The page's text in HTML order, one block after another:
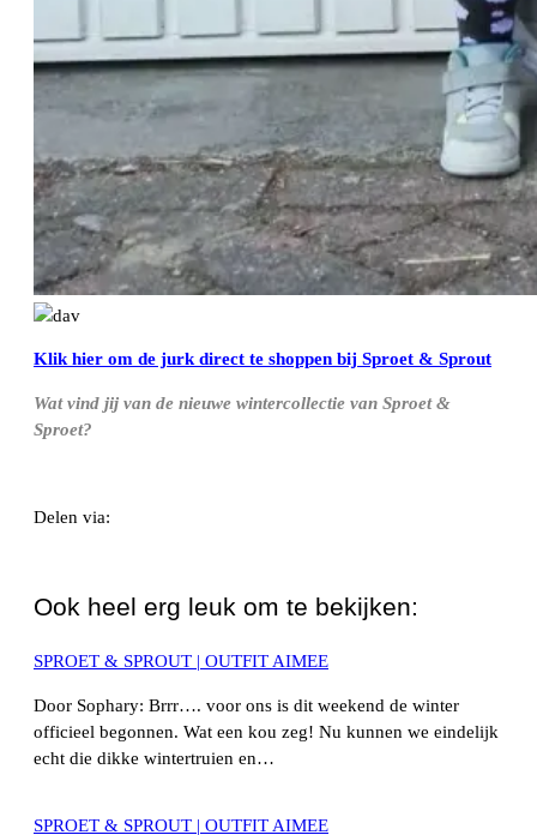
Klik hier om de jurk direct te shoppen bij Sproet & Sprout
Wat vind jij van de nieuwe wintercollectie van Sproet &
Sproet?
Delen via:
Ook heel erg leuk om te bekijken:
SPROET & SPROUT | OUTFIT AIMEE
Door Sophary: Brrr…. voor ons is dit weekend de winter
officieel begonnen. Wat een kou zeg! Nu kunnen we eindelijk
echt die dikke wintertruien en…
SPROET & SPROUT | OUTFIT AIMEE